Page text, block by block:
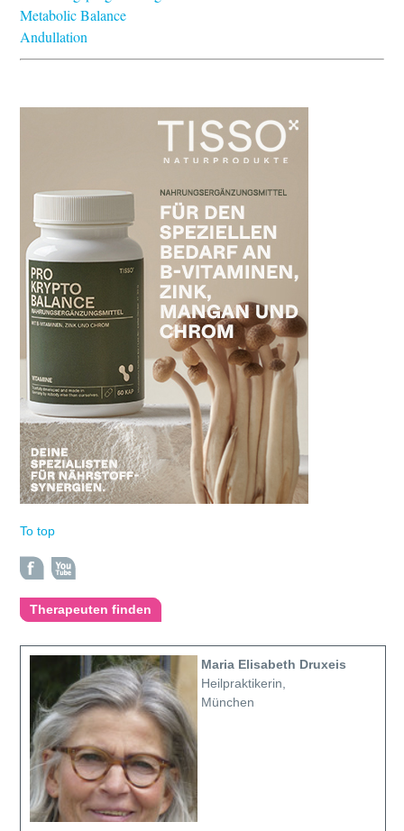
Metabolic Balance
Andullation
To top
Therapeuten finden
Maria Elisabeth Druxeis
Heilpraktikerin,
München